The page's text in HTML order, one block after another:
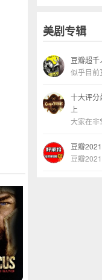
美剧专辑
豆瓣超千
似乎目前
十大评分
上
大家在非
豆瓣
豆瓣